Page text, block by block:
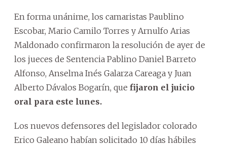
En forma unánime, los camaristas Paublino
Escobar, Mario Camilo Torres y Arnulfo Arias
Maldonado confirmaron la resolución de ayer de
los jueces de Sentencia Pablino Daniel Barreto
Alfonso, Anselma Inés Galarza Careaga y Juan
Alberto Dávalos Bogarín, que fijaron el juicio
oral para este lunes.
Los nuevos defensores del legislador colorado
Erico Galeano habían solicitado 10 días hábiles